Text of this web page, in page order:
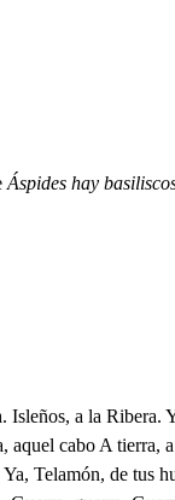
Áspides hay
no te olvides de la voz, si compañera de tu beldad, es también tu enemiga! Escucha. Empieza. Calla, pues al mirar que te atrevas a referir el castigo, que amenazado te espera, no es fácil, que yo lo escuche, si lo es, que tú lo refieras. Y pues con ese presagio no es bien, ya acierten, ya mien- tan los hados (mas previniendo desdichas, cuando no aciertan!) que a facilitar la ruina amante, que se te acerca, salgas del tosco retiro en que estuviste, a él te vuelvan, o mi fuerza, o tu discurso. Ni mi discurso, o tu fuerza bastan. Teme tu peligro. No, Euriala, me detengas, que fallecer de cobarde, mas es miedo, que prudencia. Y pues resuelta en salir a pisar de la floresta el verde coto estoy, mira, que no es excusar, que muera querer, que desesperada me mate yo, si te empeñas en embarazarlo. Ya, que mi consejo desprecias, vete, y o! no quiera el Cielo, que a ver de mi